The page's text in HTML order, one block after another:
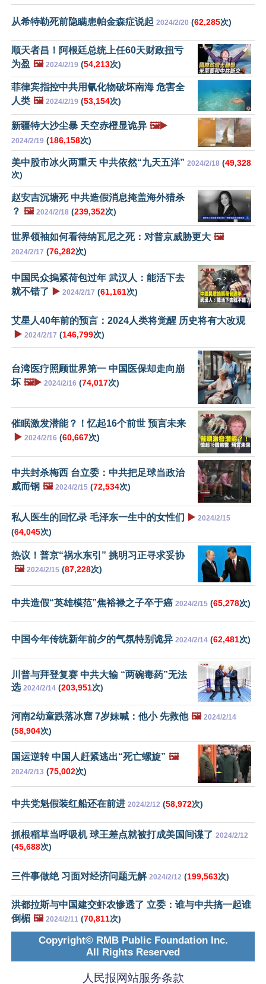
从希特勒死前隐瞒患帕金森症说起 2024/2/20 (62,285次)
顺天者昌！阿根廷总统上任60天财政扭亏
为盈 🖼️ 2024/2/19 (54,213次)
菲律宾指控中共用氰化物破坏南海 危害全
人类 🖼️ 2024/2/19 (53,154次)
新疆特大沙尘暴 天空赤橙显诡异 🖼️▶️
2024/2/19 (186,158次)
美中股市冰火两重天 中共依然“九天五洋” 2024/2/18 (49,328
次)
赵安吉沉塘死 中共造假消息掩盖海外猎杀
？ 🖼️ 2024/2/18 (239,352次)
世界领袖如何看待纳瓦尼之死：对普京威胁更大 🖼️
2024/2/17 (76,282次)
中国民众摀紧荷包过年 武汉人：能活下去
就不错了 ▶️ 2024/2/17 (61,161次)
艾星人40年前的预言：2024人类将觉醒 历史将有大改观
▶️ 2024/2/17 (146,799次)
台湾医疗照顾世界第一 中国医保却走向崩
坏 🖼️▶️ 2024/2/16 (74,017次)
催眠激发潜能？！忆起16个前世 预言未来
▶️ 2024/2/16 (60,667次)
中共封杀梅西 台立委：中共把足球当政治
威而钢 🖼️ 2024/2/15 (72,534次)
私人医生的回忆录 毛泽东一生中的女性们 ▶️ 2024/2/15
(64,045次)
热议！普京“祸水东引” 挑明习正寻求妥协
🖼️ 2024/2/15 (87,228次)
中共造假“英雄模范”焦裕禄之子卒于癌 2024/2/15 (65,278次)
中国今年传统新年前夕的气氛特别诡异 2024/2/14 (62,481次)
川普与拜登复赛 中共大输 “两碗毒药”无法
选 2024/2/14 (203,951次)
河南2幼童跌落冰窟 7岁妹喊：他小 先救他 🖼️ 2024/2/14
(58,904次)
国运逆转 中国人赶紧逃出“死亡螺旋” 🖼️
2024/2/13 (75,002次)
中共党魁假装红船还在前进 2024/2/12 (58,972次)
抓根稻草当呼吸机 球王差点就被打成美国间谍了 2024/2/12
(45,688次)
三件事做绝 习面对经济问题无解 2024/2/12 (199,563次)
洪都拉斯与中国建交虾农惨透了 立委：谁与中共搞一起谁
倒楣 🖼️ 2024/2/11 (70,811次)
Copyright© RMB Public Foundation Inc.
All Rights Reserved
人民报网站服务条款